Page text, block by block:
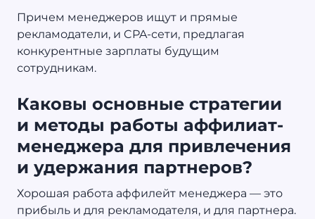
Причем менеджеров ищут и прямые
рекламодатели, и CPA-сети, предлагая
конкурентные зарплаты будущим
сотрудникам.
Каковы основные стратегии
и методы работы аффилиат-
менеджера для привлечения
и удержания партнеров?
Хорошая работа аффилейт менеджера — это
прибыль и для рекламодателя, и для партнера.